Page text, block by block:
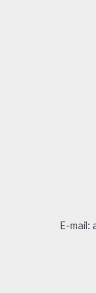
E-mail: